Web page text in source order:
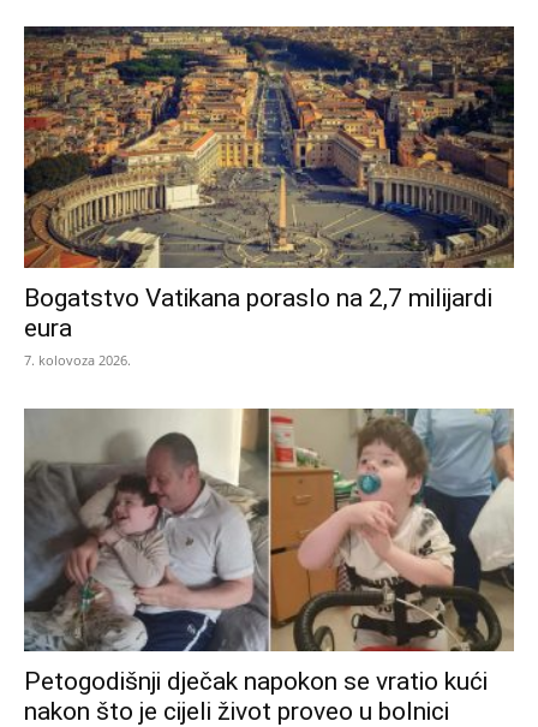
Bogatstvo Vatikana poraslo na 2,7 milijardi
eura
7. kolovoza 2026.
Petogodišnji dječak napokon se vratio kući
nakon što je cijeli život proveo u bolnici